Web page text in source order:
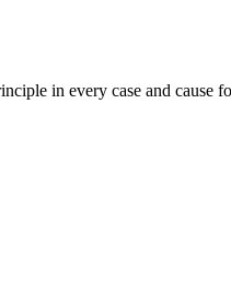
in every case and cause